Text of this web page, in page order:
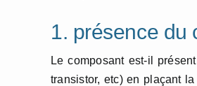
1. présence du
Le composant est-il
transistor, etc) en plaçant